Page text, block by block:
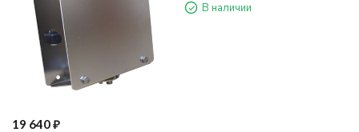
19 640₽
(нерж)В наличии